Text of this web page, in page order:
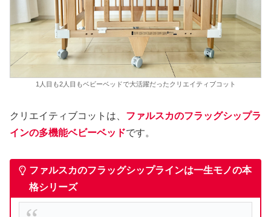
1人目も2人目もベビーベッドで大活躍だったクリエイティブコット
クリエイティブコットは、 ファルスカのフラッグシップラ
インの多機能ベビーベッドです。
ファルスカのフラッグシップラインは一生モノの本
格シリーズ